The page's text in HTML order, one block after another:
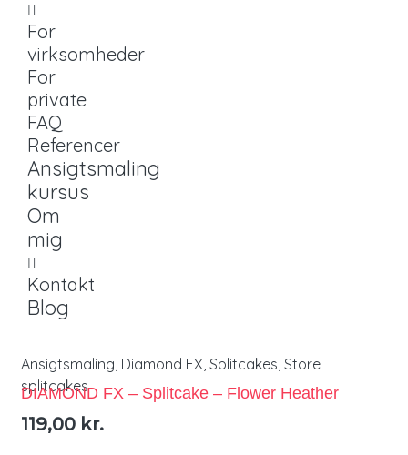
For
virksomheder
For
private
FAQ
Referencer
Ansigtsmaling
kursus
Om
mig
Kontakt
Blog
Ansigtsmaling, Diamond FX, Splitcakes, Store
splitcakes
DIAMOND FX – Splitcake – Flower Heather
119,00 kr.